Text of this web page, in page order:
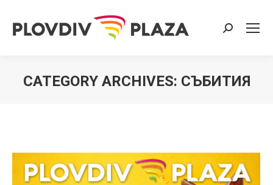
Search:
CATEGORY ARCHIVES: СЪБИТИЯ